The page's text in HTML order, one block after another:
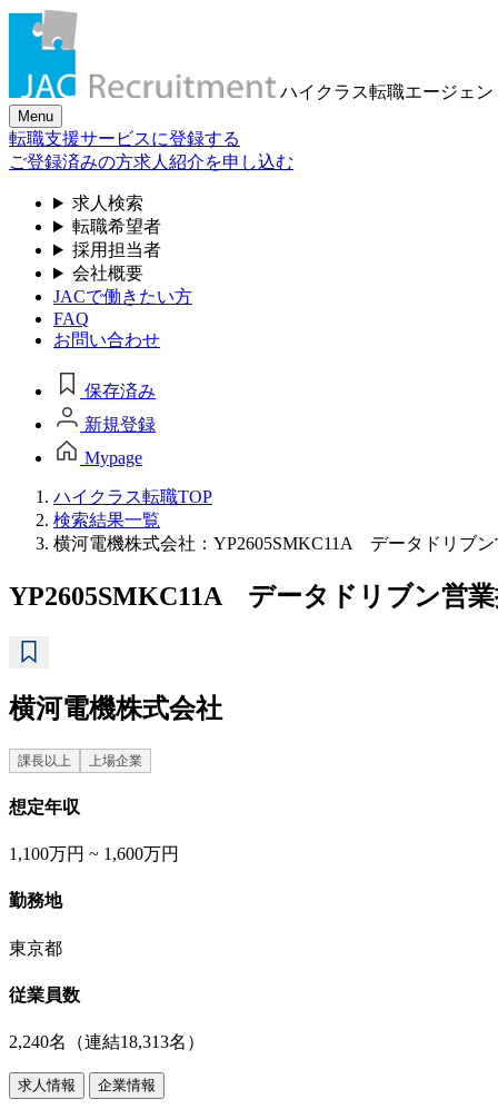
ハイクラス転職エージェン
Menu
転職支援サービスに登録する
ご登録済みの方求人紹介を申し込む
求人検索
転職希望者
採用担当者
会社概要
JACで働きたい方
FAQ
お問い合わせ
保存済み
新規登録
Mypage
ハイクラス転職TOP
検索結果一覧
横河電機株式会社：YP2605SMKC11A データドリブ
YP2605SMKC11A データドリブン営
横河電機株式会社
課長以上 上場企業
想定年収
1,100万円 ~ 1,600万円
勤務地
東京都
従業員数
2,240名（連結18,313名）
求人情報 企業情報